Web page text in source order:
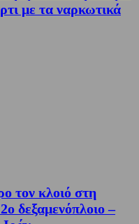
με τα ναρκωτικά
τον κλοιό στη
δεξαμενόπλοιο –